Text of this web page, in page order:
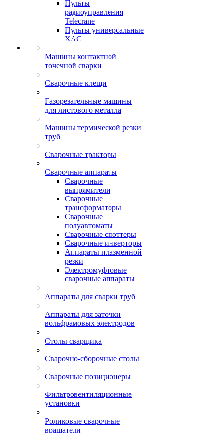
Пульты
радиоуправления
Telecrane
Пульты универсальные
XAC
Машины контактной
точечной сварки
Сварочные клещи
Газорезательные машины
для листового металла
Машины термической резки
труб
Сварочные тракторы
Сварочные аппараты
Сварочные
выпрямители
Сварочные
трансформаторы
Сварочные
полуавтоматы
Сварочные споттеры
Сварочные инверторы
Аппараты плазменной
резки
Электромуфтовые
сварочные аппараты
Аппараты для сварки труб
Аппараты для заточки
вольфрамовых электродов
Столы сварщика
Сварочно-сборочные столы
Сварочные позиционеры
Фильтровентиляционные
установки
Роликовые сварочные
вращатели